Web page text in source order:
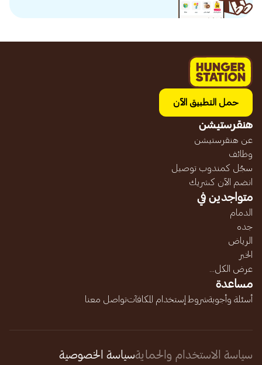
حمل التطبيق الآن
هنقرستيشن
عن هنقرستيشن
وظائف
سجّل كمندوب توصيل
انضم الآن كشريك
متواجدين في
الدمام
جده
الرياض
الخبر
عرض الكل...
مساعدة
أسئلة وأجوبةشروط إستخدام المكافآتتواصل معنا
سياسة الاستخدام والحمايةسياسة الخصوصية